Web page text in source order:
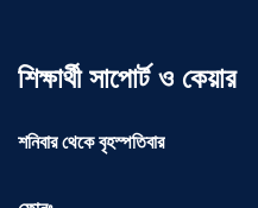
শিক্ষার্থী সাপোর্ট ও কেয়ার
শনিবার থেকে বৃহস্পতিবার